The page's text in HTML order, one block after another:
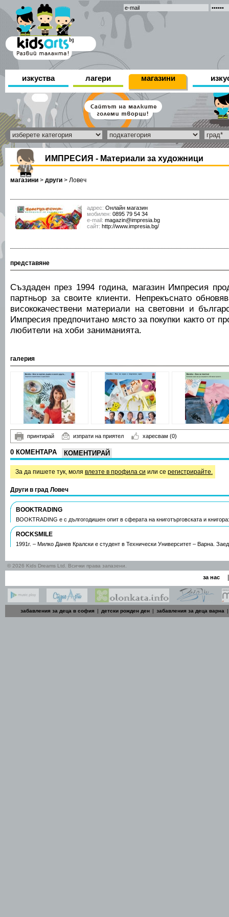
изкуства лагери магазини
ИМПРЕСИЯ - Материали за художници
магазини > други > Ловеч
адрес: Онлайн магазин
мобилен: 0895 79 54 34
е-mail: magazin@impresia.bg
сайт: http://www.impresia.bg/
представяне
Създаден през 1994 година, магазин Импресия
партньор за своите клиенти. Непрекъснато
висококачествени материали на световни и
Импресия предпочитано място за покупки както от
любители на хоби заниманията.
галерия
принтирай изпрати на приятел харесвам (0)
0 КОМЕНТАРА КОМЕНТИРАЙ
За да пишете тук, моля влезте в профила си или се регистрирайте.
Други в град Ловеч
BOOKTRADING
BOOKTRADING е с дългогодишен опит в сферата на книготърговската и
ROCKSMILE
1991г. – Милко Данев Кралски е студент в Технически Университет – Варна.
© 2026 Kids Dreams Ltd. Всички права запазени.
за нас |
забавления за деца в софия | детски рожден ден | забавления за деца варна |